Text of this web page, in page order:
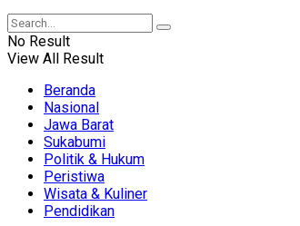
No Result
View All Result
Beranda
Nasional
Jawa Barat
Sukabumi
Politik & Hukum
Peristiwa
Wisata & Kuliner
Pendidikan